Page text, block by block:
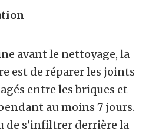
avant le nettoyage, la
est de réparer les joints
entre les briques et
au moins 7 jours.
de s’infiltrer derrière la